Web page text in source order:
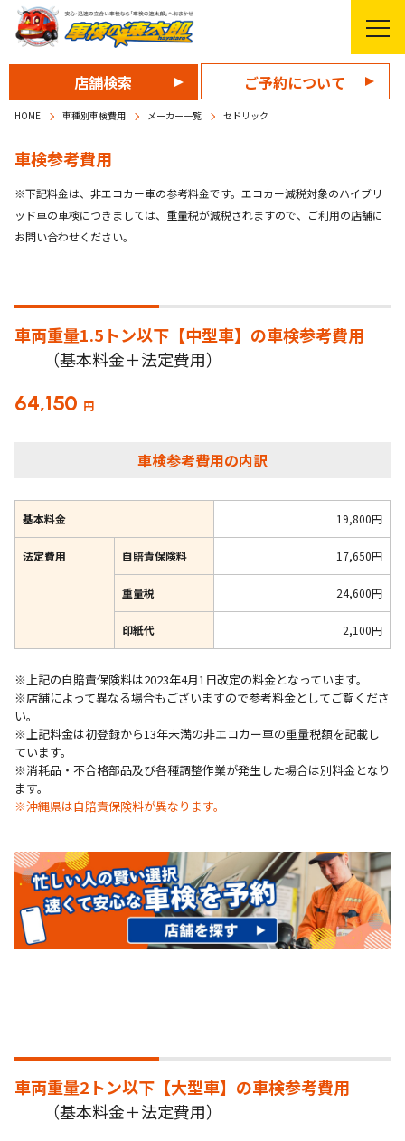
店舗検索 ご予約について
HOME 車種別車検費用 メーカー一覧 セドリック
車検参考費用
※下記料金は、非エコカー車の参考料金です。エコカー減税対象のハイブリ
ッド車の車検につきましては、重量税が減税されますので、ご利用の店舗に
お問い合わせください。
車両重量1.5トン以下【中型車】の車検参考費用
（基本料金＋法定費用）
64,150 円
車検参考費用の内訳
基本料金 19,800円
法定費用 自賠責保険料 17,650円
重量税 24,600円
印紙代 2,100円
※上記の自賠責保険料は2023年4月1日改定の料金となっています。
※店舗によって異なる場合もございますので参考料金としてご覧くださ
い。
※上記料金は初登録から13年未満の非エコカー車の重量税額を記載し
ています。
※消耗品・不合格部品及び各種調整作業が発生した場合は別料金となり
ます。
※沖縄県は自賠責保険料が異なります。
車両重量2トン以下【大型車】の車検参考費用
（基本料金＋法定費用）